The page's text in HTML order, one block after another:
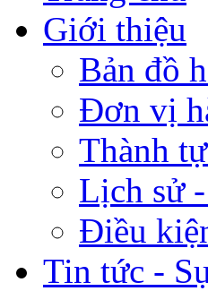
Giới thiệu
Bản đồ
Đơn vị
Thành
Lịch sử
Điều
Tin tức -